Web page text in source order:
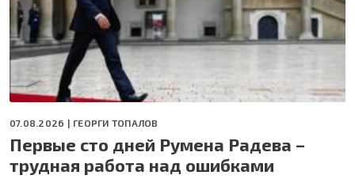
07.08.2026 | ГЕОРГИ ТОПАЛОВ
Первые сто дней Румена Радева –
трудная работа над ошибками